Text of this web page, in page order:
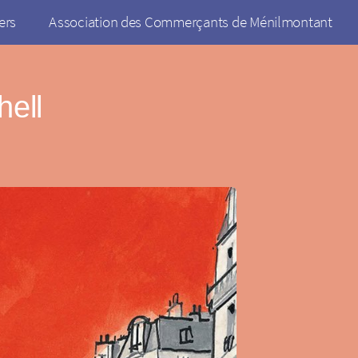
Association des Commerçants de Ménilmontant